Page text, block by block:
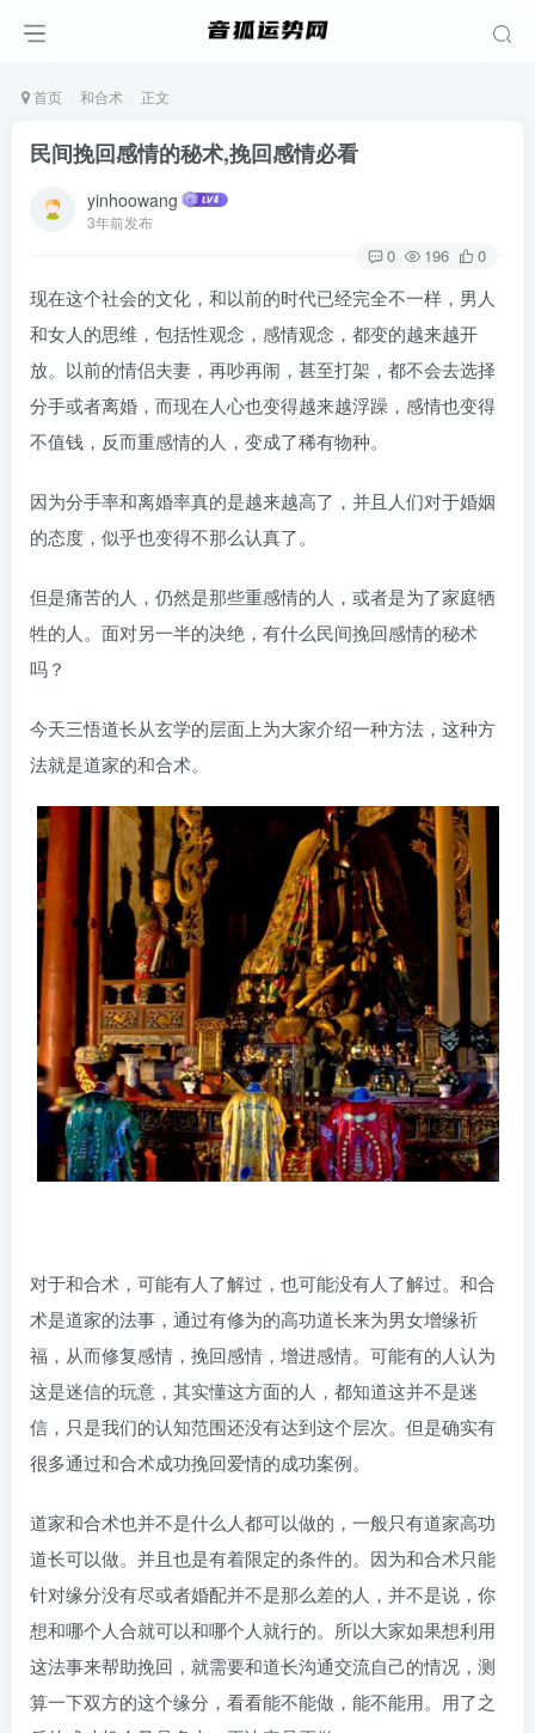
首页 和合术 正文
民间挽回感情的秘术,挽回感情必看
yinhoowang
3年前发布
0 196 0
现在这个社会的文化，和以前的时代已经完全不一样，男人
和女人的思维，包括性观念，感情观念，都变的越来越开
放。以前的情侣夫妻，再吵再闹，甚至打架，都不会去选择
分手或者离婚，而现在人心也变得越来越浮躁，感情也变得
不值钱，反而重感情的人，变成了稀有物种。
因为分手率和离婚率真的是越来越高了，并且人们对于婚姻
的态度，似乎也变得不那么认真了。
但是痛苦的人，仍然是那些重感情的人，或者是为了家庭牺
牲的人。面对另一半的决绝，有什么民间挽回感情的秘术
吗？
今天三悟道长从玄学的层面上为大家介绍一种方法，这种方
法就是道家的和合术。
对于和合术，可能有人了解过，也可能没有人了解过。和合
术是道家的法事，通过有修为的高功道长来为男女增缘祈
福，从而修复感情，挽回感情，增进感情。可能有的人认为
这是迷信的玩意，其实懂这方面的人，都知道这并不是迷
信，只是我们的认知范围还没有达到这个层次。但是确实有
很多通过和合术成功挽回爱情的成功案例。
道家和合术也并不是什么人都可以做的，一般只有道家高功
道长可以做。并且也是有着限定的条件的。因为和合术只能
针对缘分没有尽或者婚配并不是那么差的人，并不是说，你
想和哪个人合就可以和哪个人就行的。所以大家如果想利用
这法事来帮助挽回，就需要和道长沟通交流自己的情况，测
算一下双方的这个缘分，看看能不能做，能不能用。用了之